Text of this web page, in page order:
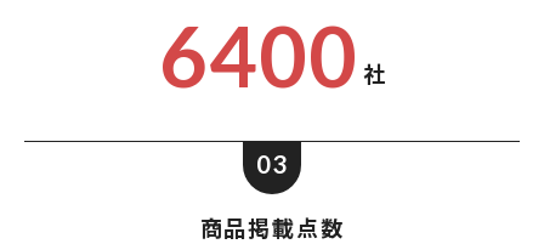
6400 社
03
商品掲載点数